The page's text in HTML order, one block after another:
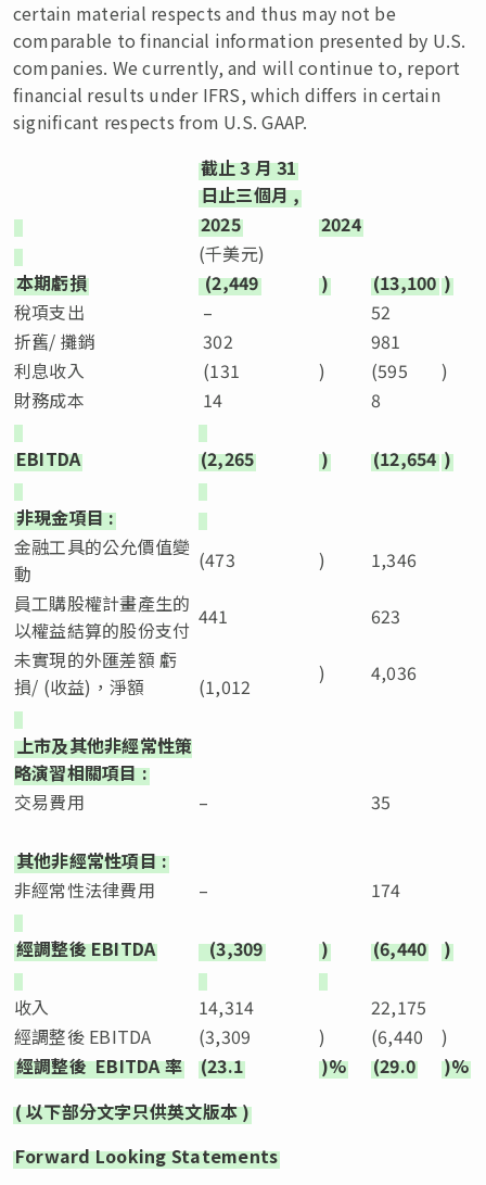
certain material respects and thus may not be
comparable to financial information presented by U.S.
companies. We currently, and will continue to, report
financial results under IFRS, which differs in certain
significant respects from U.S. GAAP.
截止3月31
日止三個月,
2025
2024
(千美元)
本期虧損
(2,449 ) (13,100 )
稅項支出
–
52
折舊/ 攤銷
302
981
利息收入
(131 ) (595
)
財務成本
14 8
EBITDA (2,265 ) (12,654 )
非現金項目:
金融工具的公允價值變
動
(473 )
1,346
員工購股權計畫產生的
以權益結算的股份支付
441
623
未實現的外匯差額 虧
損/ (收益)，淨額
(1,012
) 4,036
上市及其他非經常性策
略演習相關項目:
交易費用
– 35
其他非經常性項目:
非經常性法律費用
– 174
經調整後EBITDA (3,309 ) (6,440 )
收入 14,314
22,175
經調整後 EBITDA
(3,309 ) (6,440
)
經調整後EBITDA率 (23.1 )% (29.0
)%
(以下部分文字只供英文版本)
Forward Looking Statements